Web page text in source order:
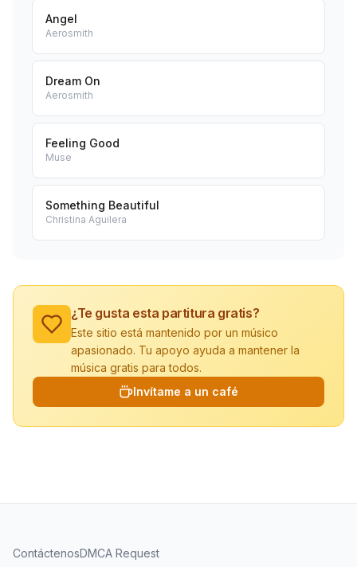
Angel
Aerosmith
Dream On
Aerosmith
Feeling Good
Muse
Something Beautiful
Christina Aguilera
¿Te gusta esta partitura gratis?
Este sitio está mantenido por un músico
apasionado. Tu apoyo ayuda a mantener la
música gratis para todos.
Invítame a un café
ContáctenosDMCA Request